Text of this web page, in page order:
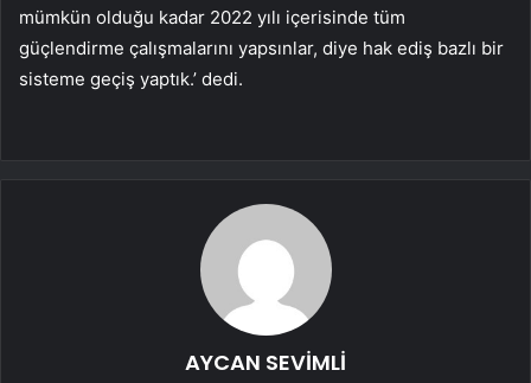
mümkün olduğu kadar 2022 yılı içerisinde tüm
güçlendirme çalışmalarını yapsınlar, diye hak ediş bazlı bir
sisteme geçiş yaptık.’ dedi.
AYCAN SEVİMLİ